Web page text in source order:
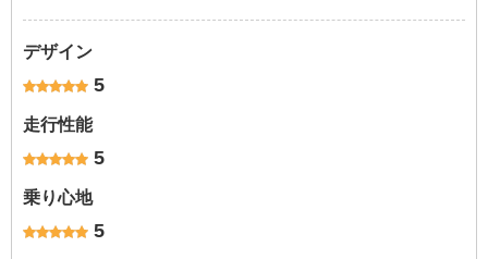
デザイン
5
走行性能
5
乗り心地
5